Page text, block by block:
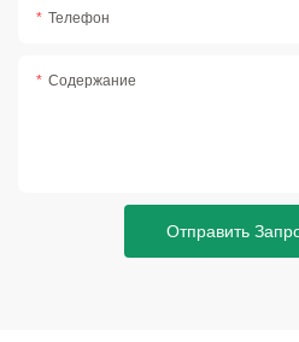
Телефон
Содержание
Отправить